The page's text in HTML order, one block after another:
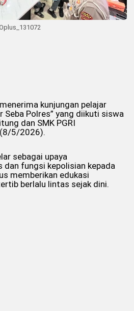
kunjungan pelajar
Seba Polres” yang diikuti siswa
dan SMK PGRI
(8/5/2026).
sebagai upaya
dan fungsi kepolisian kepada
memberikan edukasi
berlalu lintas sejak dini.